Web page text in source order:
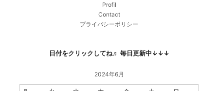
Profil
Contact
プライバシーポリシー
日付をクリックしてね♬ 毎日更新中↓↓↓
2024年6月